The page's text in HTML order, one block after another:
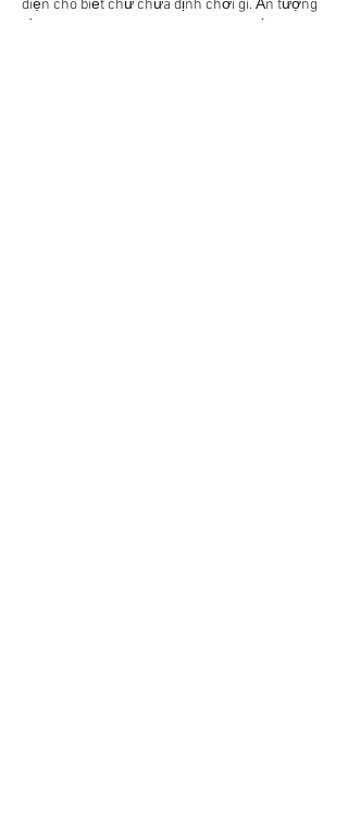
diện cho biết chứ chưa định chơi gì. Ấn tượng